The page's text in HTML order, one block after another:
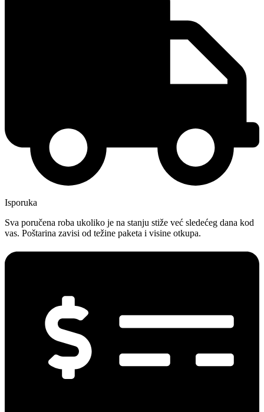
Isporuka
Sva poručena roba ukoliko je na stanju stiže već sledećeg dana kod
vas. Poštarina zavisi od težine paketa i visine otkupa.